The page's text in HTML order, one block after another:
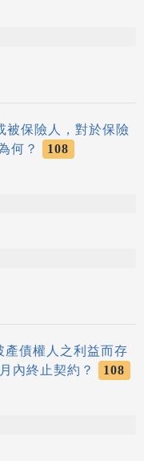
被保險人，對於保險
何？
108
產債權人之利益而存
內終止契約？
108